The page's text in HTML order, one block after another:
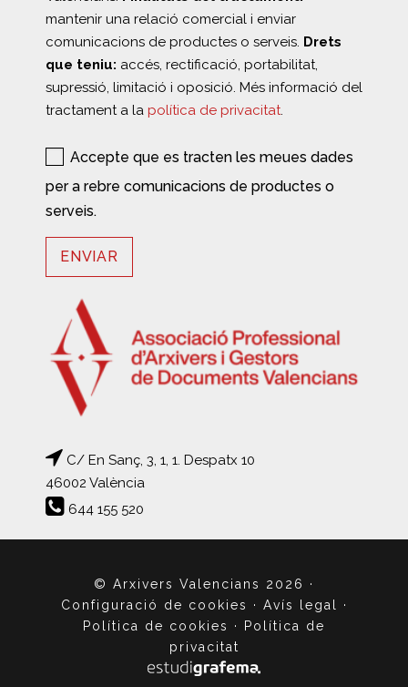
mantenir una relació comercial i enviar
comunicacions de productes o serveis. Drets
que teniu: accés, rectificació, portabilitat,
supressió, limitació i oposició. Més informació del
tractament a la política de privacitat.
Accepte que es tracten les meues dades
per a rebre comunicacions de productes o
serveis.
C/ En Sanç, 3, 1, 1. Despatx 10
46002 València
644 155 520
© Arxivers Valencians 2026
·
Configuració de cookies
· Avís legal
·
Política de cookies
·
Política de
privacitat